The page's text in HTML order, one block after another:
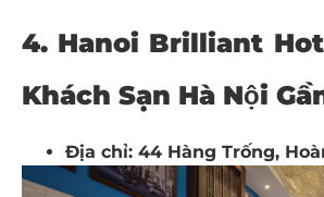
4. Hanoi Brilliant
Khách Sạn Hà Nội
Địa chỉ: 44 Hàng Trống,